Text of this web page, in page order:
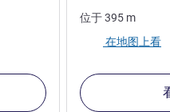
位于395 m
在地图上看